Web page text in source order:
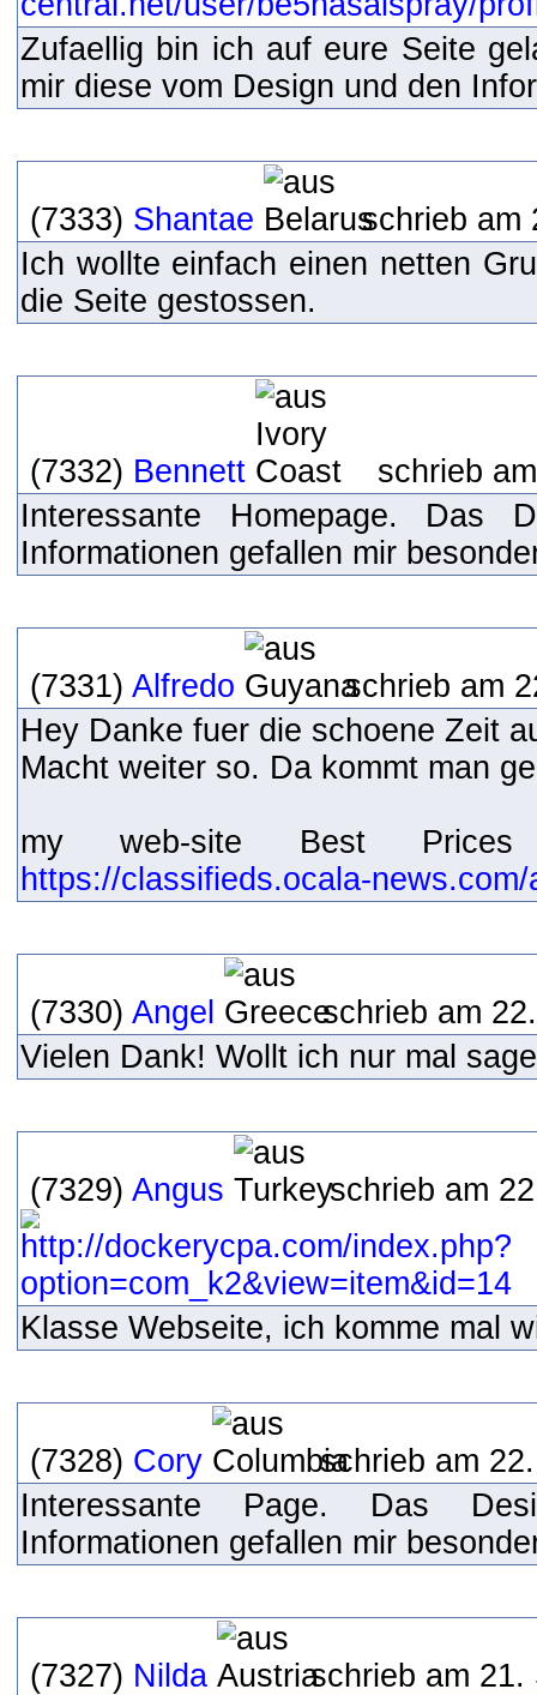
Zufaellig bin ich auf eure Seite
mir diese vom Design und den
(7333) Shantae
schrieb am
Ich wollte einfach einen netten
die Seite gestossen.
(7332) Bennett
schrieb
Interessante Homepage. Das
Informationen gefallen mir
(7331) Alfredo
schrieb am
Hey Danke fuer die schoene Zeit
Macht weiter so. Da kommt man
my web-site Best
https://classifieds.ocala-
(7330) Angel
schrieb am
Vielen Dank! Wollt ich nur mal
(7329) Angus schrieb am
Klasse Webseite, ich komme mal
(7328) Cory
schrieb am
Interessante Page. Das
Informationen gefallen mir
(7327) Nilda
schrieb am